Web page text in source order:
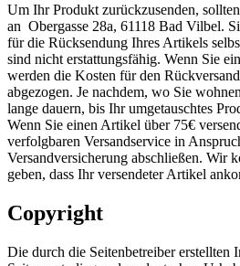
Um Ihr Produkt zurückzusenden,
an Obergasse 28a, 61118 Bad Vilbel.
für die Rücksendung Ihres Artikels
sind nicht erstattungsfähig. Wenn Sie
werden die Kosten für den
abgezogen. Je nachdem, wo Sie
lange dauern, bis Ihr umgetauschtes
Wenn Sie einen Artikel über 75€
verfolgbaren Versandservice in
Versandversicherung abschließen. Wir
geben, dass Ihr versendeter Artikel
Copyright
Die durch die Seitenbetreiber erstellten